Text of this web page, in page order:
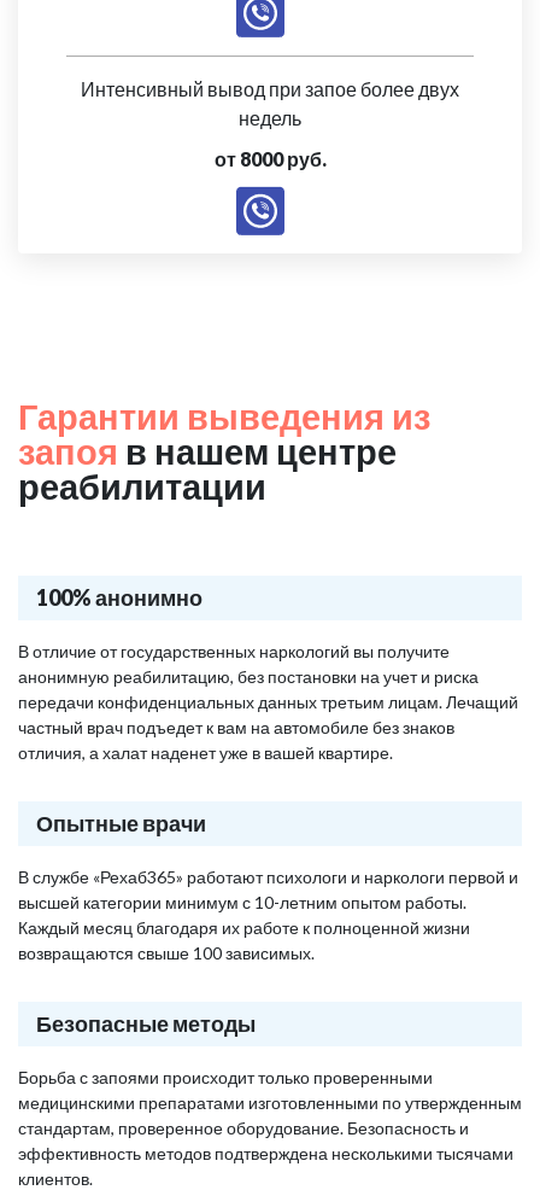
Интенсивный вывод при запое более двух
недель
от 8000 руб.
Гарантии выведения из
запоя в нашем центре
реабилитации
100% анонимно
В отличие от государственных наркологий вы получите
анонимную реабилитацию, без постановки на учет и риска
передачи конфиденциальных данных третьим лицам. Лечащий
частный врач подъедет к вам на автомобиле без знаков
отличия, а халат наденет уже в вашей квартире.
Опытные врачи
В службе «Рехаб365» работают психологи и наркологи первой и
высшей категории минимум с 10-летним опытом работы.
Каждый месяц благодаря их работе к полноценной жизни
возвращаются свыше 100 зависимых.
Безопасные методы
Борьба с запоями происходит только проверенными
медицинскими препаратами изготовленными по утвержденным
стандартам, проверенное оборудование. Безопасность и
эффективность методов подтверждена несколькими тысячами
клиентов.